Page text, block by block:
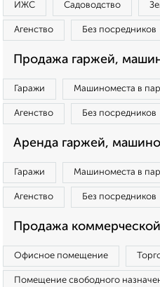
ИЖС Садоводство
Агенство Без посредников
Продажа гаржей,
Гаражи Машиноместа в
Агенство Без посредников
Аренда гаржей,
Гаражи Машиноместа в
Агенство Без посредников
Продажа
Офисное помещение
Помещение свободного